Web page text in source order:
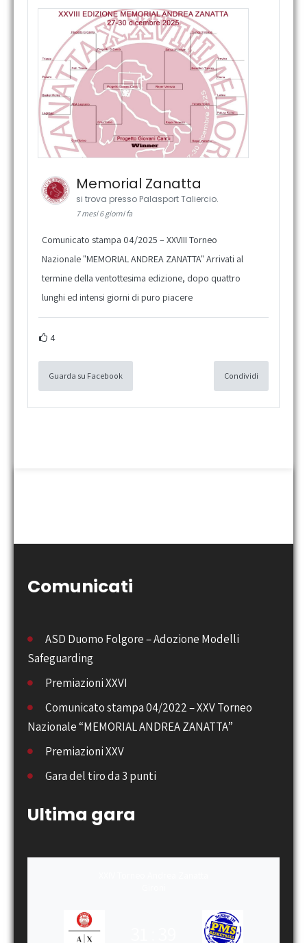
Memorial Zanatta
si trova presso Palasport Taliercio.
7 mesi 6 giorni fa
Comunicato stampa 04/2025 – XXVIII Torneo
Nazionale "MEMORIAL ANDREA ZANATTA" Arrivati al
termine della ventottesima edizione, dopo quattro
lunghi ed intensi giorni di puro piacere
4
Guarda su Facebook Condividi
Comunicati
ASD Duomo Folgore – Adozione Modelli
Safeguarding
Premiazioni XXVI
Comunicato stampa 04/2022 – XXV Torneo
Nazionale “MEMORIAL ANDREA ZANATTA”
Premiazioni XXV
Gara del tiro da 3 punti
Ultima gara